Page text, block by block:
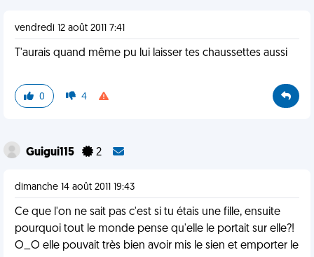
vendredi 12 août 2011 7:41
T'aurais quand même pu lui laisser tes chaussettes aussi
0 4
Guigui115 2
dimanche 14 août 2011 19:43
Ce que l'on ne sait pas c'est si tu étais une fille, ensuite
pourquoi tout le monde pense qu'elle le portait sur elle?!
O_O elle pouvait très bien avoir mis le sien et emporter le